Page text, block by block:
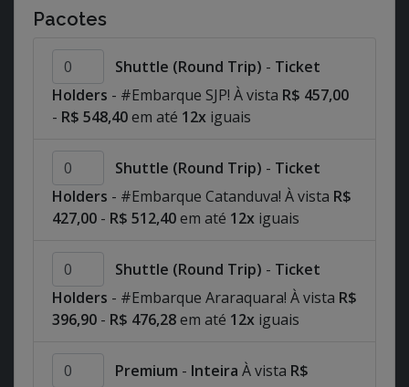
Pacotes
Shuttle (Round Trip) - Ticket
Holders - #Embarque SJP! À vista R$ 457,00
- R$ 548,40em até 12x iguais
Shuttle (Round Trip) - Ticket
Holders - #Embarque Catanduva! À vista R$
427,00 - R$ 512,40em até 12x iguais
Shuttle (Round Trip) - Ticket
Holders - #Embarque Araraquara! À vista R$
396,90 - R$ 476,28em até 12x iguais
Premium - Inteira À vista R$